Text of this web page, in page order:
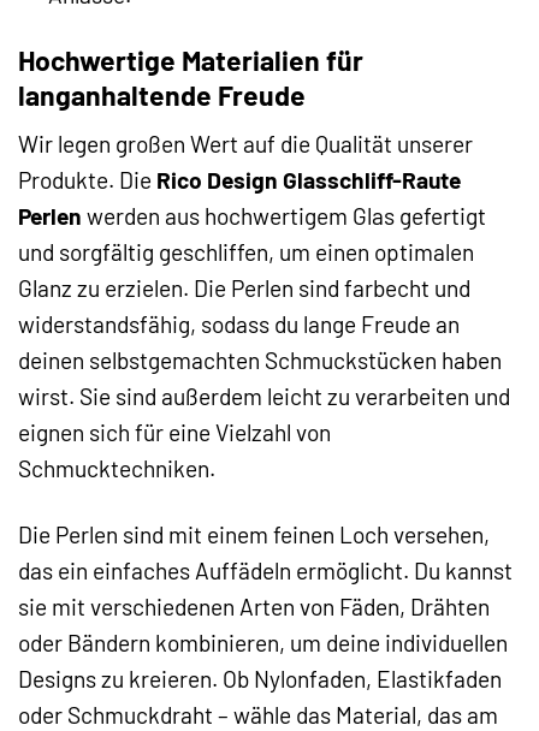
Hochwertige Materialien für
langanhaltende Freude
Wir legen großen Wert auf die Qualität unserer
Produkte. Die Rico Design Glasschliff-Raute
Perlen werden aus hochwertigem Glas gefertigt
und sorgfältig geschliffen, um einen optimalen
Glanz zu erzielen. Die Perlen sind farbecht und
widerstandsfähig, sodass du lange Freude an
deinen selbstgemachten Schmuckstücken haben
wirst. Sie sind außerdem leicht zu verarbeiten und
eignen sich für eine Vielzahl von
Schmucktechniken.
Die Perlen sind mit einem feinen Loch versehen,
das ein einfaches Auffädeln ermöglicht. Du kannst
sie mit verschiedenen Arten von Fäden, Drähten
oder Bändern kombinieren, um deine individuellen
Designs zu kreieren. Ob Nylonfaden, Elastikfaden
oder Schmuckdraht – wähle das Material, das am